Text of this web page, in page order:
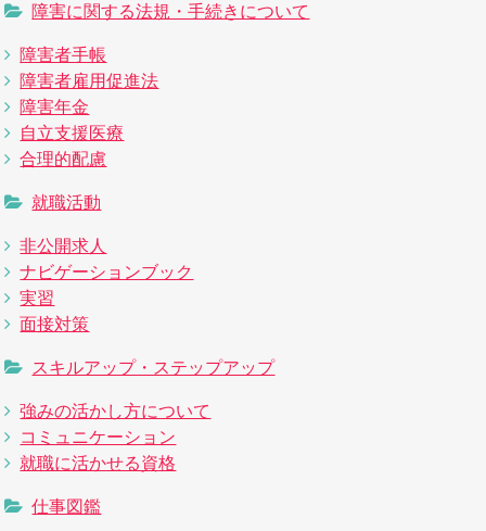
障害に関する法規・手続きについて
障害者手帳
障害者雇用促進法
障害年金
自立支援医療
合理的配慮
就職活動
非公開求人
ナビゲーションブック
実習
面接対策
スキルアップ・ステップアップ
強みの活かし方について
コミュニケーション
就職に活かせる資格
仕事図鑑